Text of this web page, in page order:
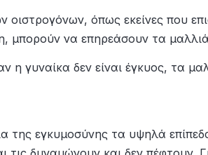
όπως εκείνες που
μπορούν να επηρεάσουν τα μαλλιά
η γυναίκα δεν είναι έγκυος, τα
της εγκυμοσύνης τα υψηλά